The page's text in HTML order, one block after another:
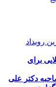
برای
دکتر علی